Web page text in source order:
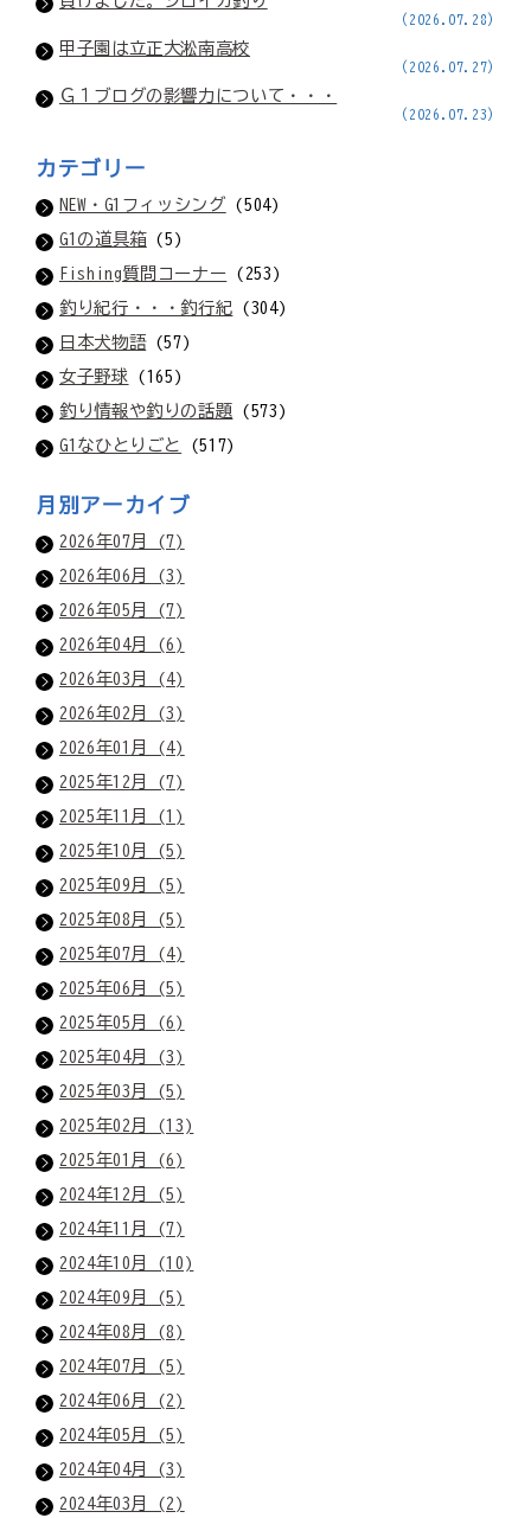
(2026.07.28)
甲子園は立正大淞南高校
(2026.07.27)
Ｇ１ブログの影響力について・・・
(2026.07.23)
カテゴリー
NEW・G1フィッシング(504)
G1の道具箱(5)
Fishing質問コーナー (253)
釣り紀行・・・釣行紀 (304)
日本犬物語(57)
女子野球 (165)
釣り情報や釣りの話題 (573)
G1なひとりごと
(517)
月別アーカイブ
2026年07月 (7)
2026年06月 (3)
2026年05月 (7)
2026年04月 (6)
2026年03月 (4)
2026年02月 (3)
2026年01月 (4)
2025年12月 (7)
2025年11月 (1)
2025年10月 (5)
2025年09月 (5)
2025年08月 (5)
2025年07月 (4)
2025年06月 (5)
2025年05月 (6)
2025年04月 (3)
2025年03月 (5)
2025年02月 (13)
2025年01月 (6)
2024年12月 (5)
2024年11月 (7)
2024年10月 (10)
2024年09月 (5)
2024年08月 (8)
2024年07月 (5)
2024年06月 (2)
2024年05月 (5)
2024年04月 (3)
2024年03月 (2)